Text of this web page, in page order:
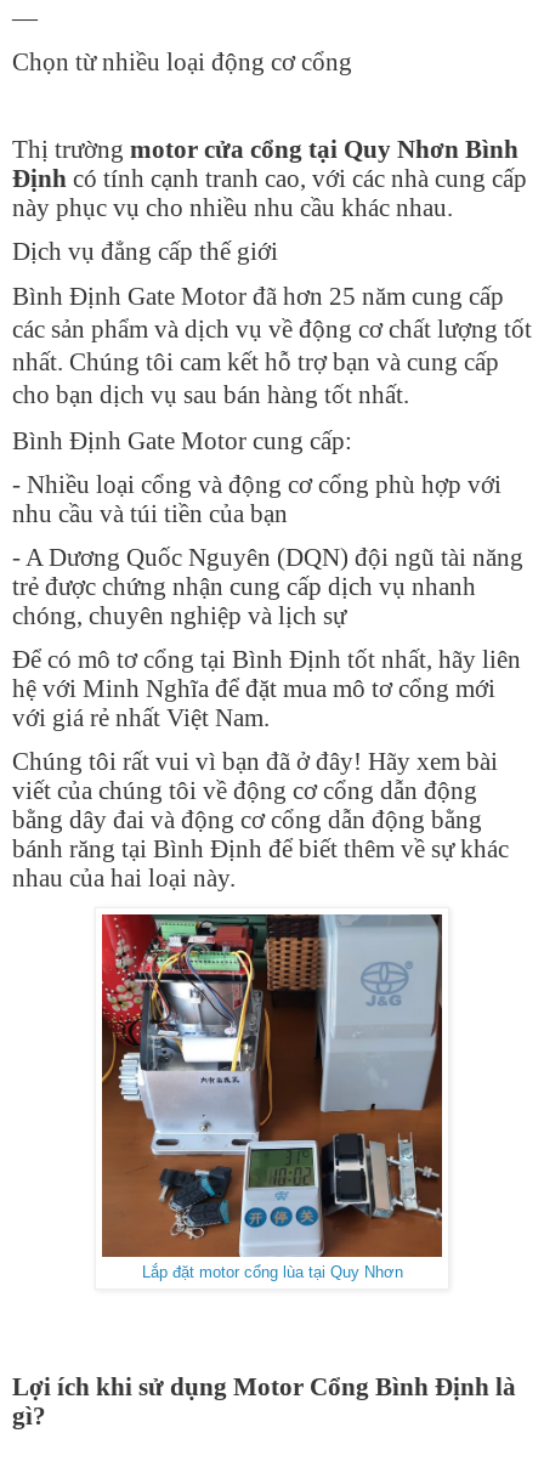
—
Chọn từ nhiều loại động cơ cổng
Thị trường motor cửa cổng tại Quy Nhơn Bình
Định có tính cạnh tranh cao, với các nhà cung cấp
này phục vụ cho nhiều nhu cầu khác nhau.
Dịch vụ đẳng cấp thế giới
Bình Định Gate Motor đã hơn 25 năm cung cấp
các sản phẩm và dịch vụ về động cơ chất lượng tốt
nhất. Chúng tôi cam kết hỗ trợ bạn và cung cấp
cho bạn dịch vụ sau bán hàng tốt nhất.
Bình Định Gate Motor cung cấp:
- Nhiều loại cổng và động cơ cổng phù hợp với
nhu cầu và túi tiền của bạn
- A Dương Quốc Nguyên (DQN) đội ngũ tài năng
trẻ được chứng nhận cung cấp dịch vụ nhanh
chóng, chuyên nghiệp và lịch sự
Để có mô tơ cổng tại Bình Định tốt nhất, hãy liên
hệ với Minh Nghĩa để đặt mua mô tơ cổng mới
với giá rẻ nhất Việt Nam.
Chúng tôi rất vui vì bạn đã ở đây! Hãy xem bài
viết của chúng tôi về động cơ cổng dẫn động
bằng dây đai và động cơ cổng dẫn động bằng
bánh răng tại Bình Định để biết thêm về sự khác
nhau của hai loại này.
Lắp đặt motor cổng lùa tại Quy Nhơn
Lợi ích khi sử dụng Motor Cổng Bình Định là
gì?